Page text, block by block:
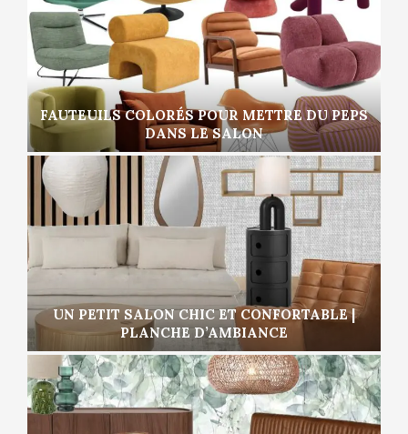
FAUTEUILS COLORÉS POUR METTRE DU PEPS
DANS LE SALON
UN PETIT SALON CHIC ET CONFORTABLE |
PLANCHE D’AMBIANCE